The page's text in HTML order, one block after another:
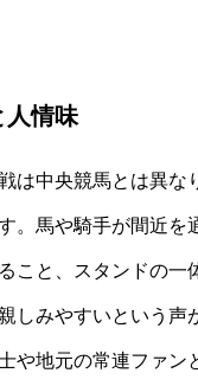
人情味
は中央競馬とは異な
。馬や騎手が間近を
こと、スタンドの一
しみやすいという声
や地元の常連ファン